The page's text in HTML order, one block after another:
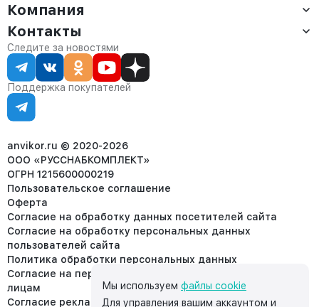
Доставка
Оплата
Сервис
Статус заказа
Статьи
Компания
О компании
Контакты
Партнёрам
Контакты
Отдел продаж:
8 (800) 234-22-62
corp@anvikor.ru
Ежедневно, с 7:00-19:00 (МСК)
Отдел рекламации:
8 (953) 455-25-61
Следите за новостями
Поддержка покупателей
anvikor.ru © 2020-2026
ООО «РУССНАБКОМПЛЕКТ»
ОГРН 1215600000219
Пользовательское соглашение
Оферта
Согласие на обработку данных посетителей сайта
Согласие на обработку персональных данных
пользователей сайта
Политика обработки персональных данных
Согласие на передачу персональных данных третьим
лицам
Согласие реклама
Мы используем файлы cookie
Для управления вашим аккаунтом и